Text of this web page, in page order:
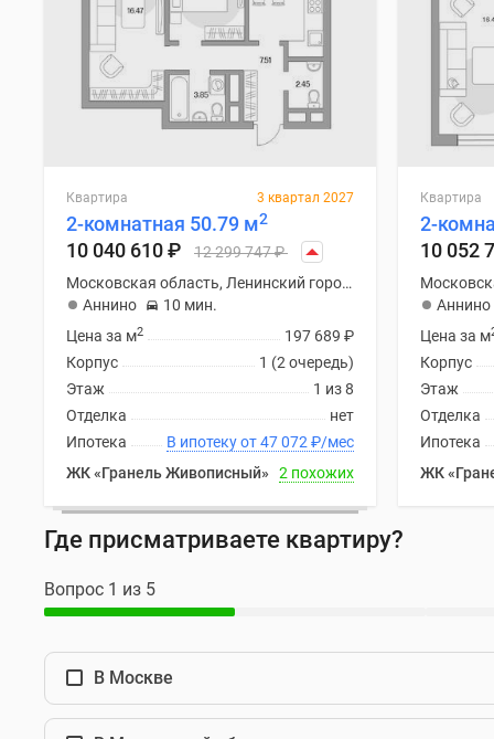
недвижимости
Покупателю
Экспертиза
новостроек
Контакты
Машино-
#траншевая
Квартиры
скидками
Квартира 3 квартал 2027
2-комнатная 50.79 м2
10 040 610₽ 12 299 747₽
Московская область, Ленинский городской округ
Аннино
10 мин.
197 689 ₽
Цена за м2
1 (2 очередь)
Корпус
1 из 8
Этаж
нет
Отделка
В ипотеку от 47 072₽/мес
Ипотека
ЖК «Гранель Живописный» 2 похожих
Квартира
2-
10 052
Аннино
Цена за м
Корпус
Этаж
Отделка
Ипотека
ЖК
Где присматриваете квартиру?
Вопрос 1 из 5
В Москве